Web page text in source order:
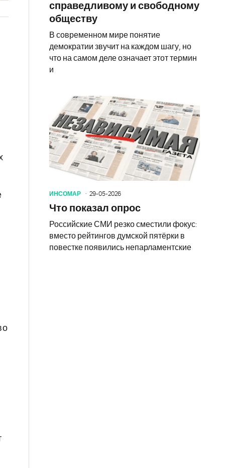
справедливому и свободному
обществу
В современном мире понятие
демократии звучит на каждом шагу, но
что на самом деле означает этот термин
и
ИНСОМАР 29-05-2026
Что показал опрос
Российские СМИ резко сместили фокус:
вместо рейтингов думской пятёрки в
повестке появились непарламентские